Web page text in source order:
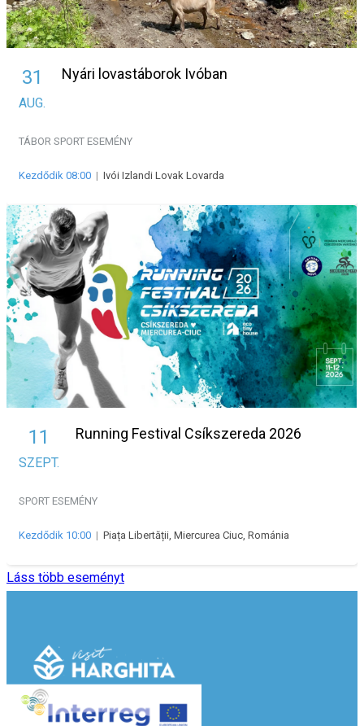
31
AUG.
Nyári lovastáborok Ivóban
TÁBOR SPORT ESEMÉNY
Kezdődik 08:00 | Ivói Izlandi Lovak Lovarda
11
SZEPT.
Running Festival Csíkszereda 2026
SPORT ESEMÉNY
Kezdődik 10:00 | Piața Libertății, Miercurea Ciuc, Románia
Láss több eseményt